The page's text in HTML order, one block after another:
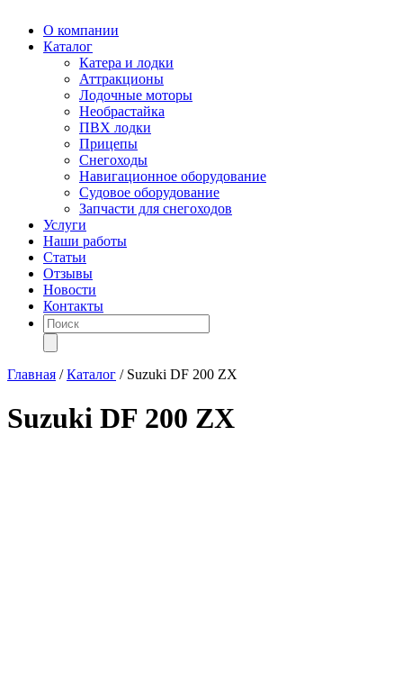
О компании
Каталог
Катера и лодки
Аттракционы
Лодочные моторы
Необрастайка
ПВХ лодки
Прицепы
Снегоходы
Навигационное оборудование
Судовое оборудование
Запчасти для снегоходов
Услуги
Наши работы
Статьи
Отзывы
Новости
Контакты
Поиск
товаров
Главная /Каталог / Suzuki DF 200 ZX
Suzuki DF 200 ZX